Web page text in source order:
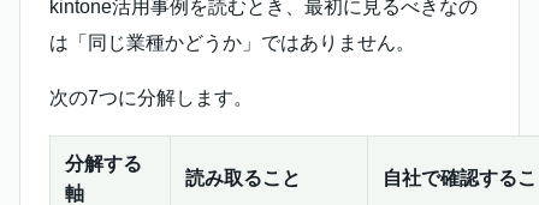
kintone活用事例を読むとき、最初に見るべきなの
は「同じ業種かどうか」ではありません。
次の7つに分解します。
分解する
軸
読み取ること 自社で確認する